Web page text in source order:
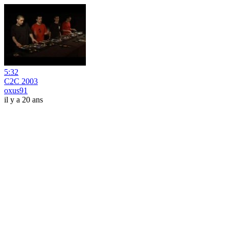
5:32
C2C 2003
oxus91
il y a 20 ans